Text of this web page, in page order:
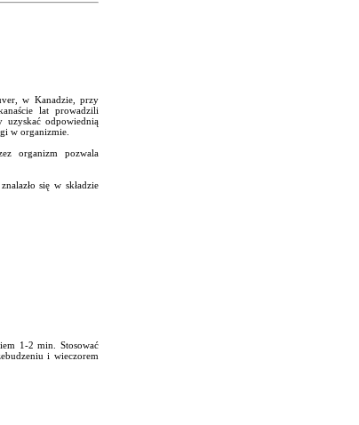
w Kanadzie, przy
lat prowadzili
uzyskać odpowiednią
w organizmie.
organizm pozwala
się w składzie
1-2 min. Stosować
i wieczorem